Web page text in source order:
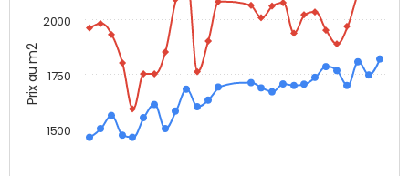
Prix au m2
2000
1500
1750